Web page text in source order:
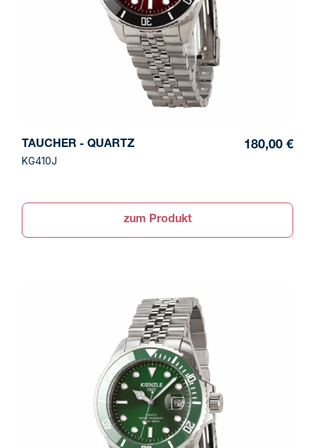
TAUCHER - QUARTZ
KG410J
180,00 €
zum Produkt